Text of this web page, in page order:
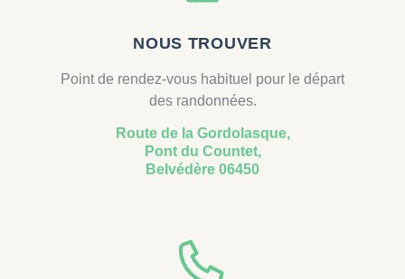
NOUS TROUVER
Point de rendez-vous habituel pour le départ
des randonnées.
Route de la Gordolasque,
Pont du Countet,
Belvédère 06450